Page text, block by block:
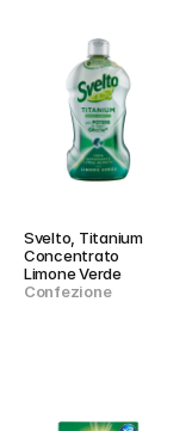
Svelto, Titanium
Concentrato
Limone Verde
Confezione